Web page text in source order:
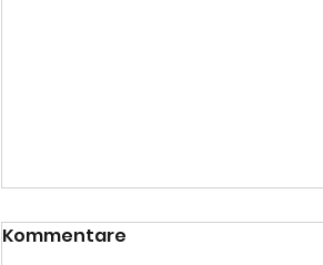
Kommentare